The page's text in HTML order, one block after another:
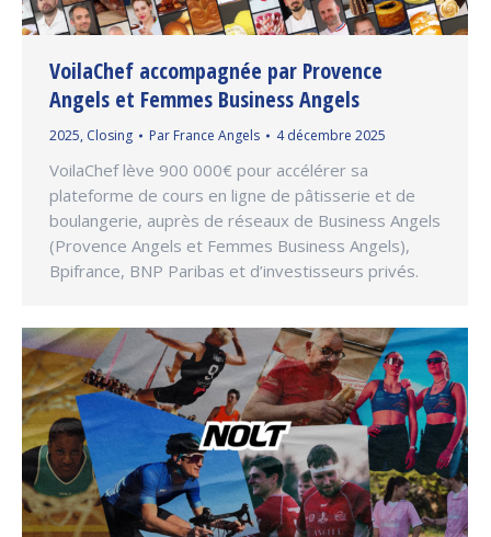
VoilaChef accompagnée par Provence
Angels et Femmes Business Angels
2025, Closing Par France Angels 4 décembre 2025
VoilaChef lève 900 000€ pour accélérer sa
plateforme de cours en ligne de pâtisserie et de
boulangerie, auprès de réseaux de Business Angels
(Provence Angels et Femmes Business Angels),
Bpifrance, BNP Paribas et d’investisseurs privés.